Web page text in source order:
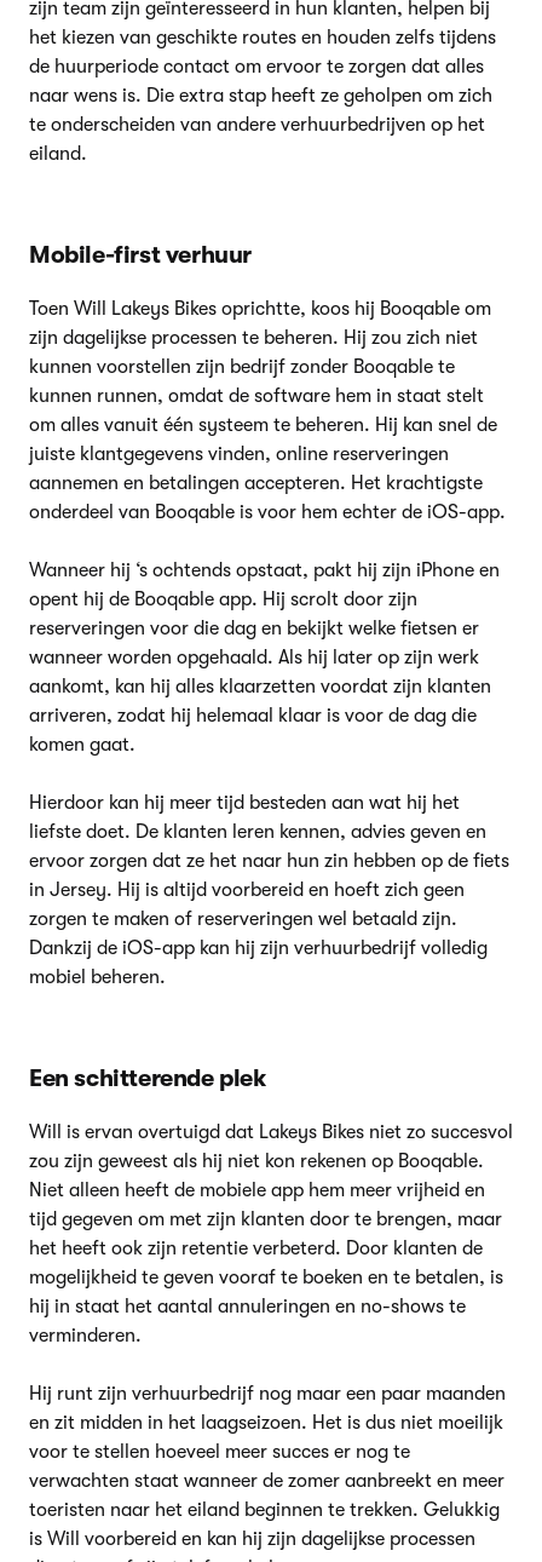
zijn team zijn geïnteresseerd in hun klanten, helpen bij
het kiezen van geschikte routes en houden zelfs tijdens
de huurperiode contact om ervoor te zorgen dat alles
naar wens is. Die extra stap heeft ze geholpen om zich
te onderscheiden van andere verhuurbedrijven op het
eiland.
Mobile-first verhuur
Toen Will Lakeys Bikes oprichtte, koos hij Booqable om
zijn dagelijkse processen te beheren. Hij zou zich niet
kunnen voorstellen zijn bedrijf zonder Booqable te
kunnen runnen, omdat de software hem in staat stelt
om alles vanuit één systeem te beheren. Hij kan snel de
juiste klantgegevens vinden, online reserveringen
aannemen en betalingen accepteren. Het krachtigste
onderdeel van Booqable is voor hem echter de iOS-app.
Wanneer hij ‘s ochtends opstaat, pakt hij zijn iPhone en
opent hij de Booqable app. Hij scrolt door zijn
reserveringen voor die dag en bekijkt welke fietsen er
wanneer worden opgehaald. Als hij later op zijn werk
aankomt, kan hij alles klaarzetten voordat zijn klanten
arriveren, zodat hij helemaal klaar is voor de dag die
komen gaat.
Hierdoor kan hij meer tijd besteden aan wat hij het
liefste doet. De klanten leren kennen, advies geven en
ervoor zorgen dat ze het naar hun zin hebben op de fiets
in Jersey. Hij is altijd voorbereid en hoeft zich geen
zorgen te maken of reserveringen wel betaald zijn.
Dankzij de iOS-app kan hij zijn verhuurbedrijf volledig
mobiel beheren.
Een schitterende plek
Will is ervan overtuigd dat Lakeys Bikes niet zo succesvol
zou zijn geweest als hij niet kon rekenen op Booqable.
Niet alleen heeft de mobiele app hem meer vrijheid en
tijd gegeven om met zijn klanten door te brengen, maar
het heeft ook zijn retentie verbeterd. Door klanten de
mogelijkheid te geven vooraf te boeken en te betalen, is
hij in staat het aantal annuleringen en no-shows te
verminderen.
Hij runt zijn verhuurbedrijf nog maar een paar maanden
en zit midden in het laagseizoen. Het is dus niet moeilijk
voor te stellen hoeveel meer succes er nog te
verwachten staat wanneer de zomer aanbreekt en meer
toeristen naar het eiland beginnen te trekken. Gelukkig
is Will voorbereid en kan hij zijn dagelijkse processen